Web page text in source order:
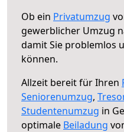
Ob ein Privatumzug
gewerblicher Umzug
damit Sie problemlos
können.
Allzeit bereit für Ihren
Seniorenumzug,
Studentenumzug in
optimale Beiladung